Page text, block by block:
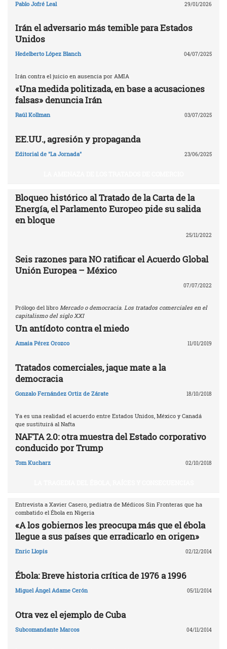
Pablo Jofré Leal 29/01/2026
Irán el adversario más temible para Estados
Unidos
Hedelberto López Blanch 04/07/2025
Irán contra el juicio en ausencia por AMIA
«Una medida politizada, en base a acusaciones
falsas» denuncia Irán
Raúl Kollman 03/07/2025
EE.UU., agresión y propaganda
Editorial de "La Jornada" 23/06/2025
Bloqueo histórico al Tratado de la Carta de la
Energía, el Parlamento Europeo pide su salida
en bloque
25/11/2022
Seis razones para NO ratificar el Acuerdo Global
Unión Europea – México
07/07/2022
Prólogo del libro Mercado o democracia. Los tratados comerciales en el
capitalismo del siglo XXI
Un antídoto contra el miedo
Amaia Pérez Orozco 11/01/2019
Tratados comerciales, jaque mate a la
democracia
Gonzalo Fernández Ortiz de Zárate 18/10/2018
Ya es una realidad el acuerdo entre Estados Unidos, México y Canadá
que sustituirá al Nafta
NAFTA 2.0: otra muestra del Estado corporativo
conducido por Trump
Tom Kucharz 02/10/2018
Entrevista a Xavier Casero, pediatra de Médicos Sin Fronteras que ha
combatido el Ébola en Nigeria
«A los gobiernos les preocupa más que el ébola
llegue a sus países que erradicarlo en origen»
Enric Llopis 02/12/2014
Ébola: Breve historia crítica de 1976 a 1996
Miguel Ángel Adame Cerón 05/11/2014
Otra vez el ejemplo de Cuba
Subcomandante Marcos 04/11/2014